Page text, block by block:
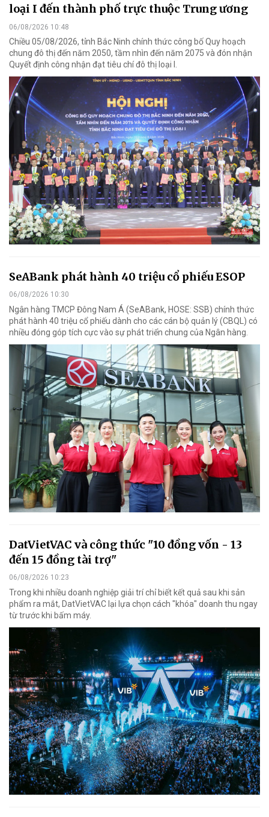
loại I đến thành phố trực thuộc Trung ương
06/08/2026 10:48
Chiều 05/08/2026, tỉnh Bắc Ninh chính thức công bố Quy hoạch
chung đô thị đến năm 2050, tầm nhìn đến năm 2075 và đón nhận
Quyết định công nhận đạt tiêu chí đô thị loại I.
SeABank phát hành 40 triệu cổ phiếu ESOP
06/08/2026 10:30
Ngân hàng TMCP Đông Nam Á (SeABank, HOSE: SSB) chính thức
phát hành 40 triệu cổ phiếu dành cho các cán bộ quản lý (CBQL) có
nhiều đóng góp tích cực vào sự phát triển chung của Ngân hàng.
DatVietVAC và công thức "10 đồng vốn - 13
đến 15 đồng tài trợ"
06/08/2026 10:23
Trong khi nhiều doanh nghiệp giải trí chỉ biết kết quả sau khi sản
phẩm ra mắt, DatVietVAC lại lựa chọn cách "khóa" doanh thu ngay
từ trước khi bấm máy.